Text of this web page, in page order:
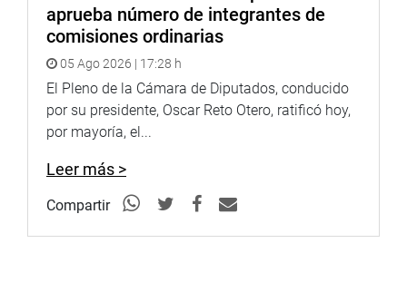
aprueba número de integrantes de
comisiones ordinarias
05 Ago 2026 | 17:28 h
El Pleno de la Cámara de Diputados, conducido
por su presidente, Oscar Reto Otero, ratificó hoy,
por mayoría, el...
Leer más >
Compartir